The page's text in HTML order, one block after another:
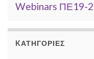
Webinars ΠΕ19-
KΑΤΗΓΟΡΊΕΣ